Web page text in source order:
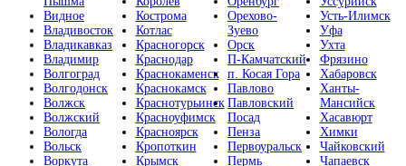
Видное
Владивосток
Владикавказ
Владимир
Волгоград
Волгодонск
Волжск
Волжский
Вологда
Вольск
Воркута
Кострома
Котлас
Красногорск
Краснодар
Краснокаменск
Краснокамск
Краснотурьинск
Красноуфимск
Красноярск
Кропоткин
Крымск
Орехово-
Зуево
Орск
П-Камчатский
п. Косая Гора
Павлово
Павловский
Посад
Пенза
Первоуральск
Пермь
Усть-Илимск
Уфа
Ухта
Фрязино
Хабаровск
Ханты-
Мансийск
Хасавюрт
Химки
Чайковский
Чапаевск